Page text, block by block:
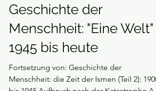
6. Feb.
Geschichte der
Menschheit: "Eine Welt"
1945 bis heute